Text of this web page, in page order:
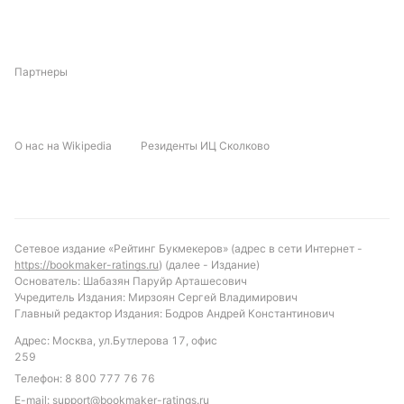
формы команд, прогноз на победу Колорадо
ставка на индивидуальный тотал Колорадо больше
3.5 голов, что соответствует их результативности
в последних матчах. Для тех, кто предпочитает
более осторожные варианты, можно рассмотреть
ставку на меньше 2.5 голов у Лос-Анджелеса,
учитывая их традиционно низкую
результативность в очных встречах.
Партнеры
О нас на Wikipedia Резиденты ИЦ Сколково
Сетевое издание «Рейтинг Букмекеров» (адрес в сети Интернет -
https://bookmaker-ratings.ru) (далее - Издание)
Основатель: Шабазян Паруйр Арташесович
Учредитель Издания: Мирзоян Сергей Владимирович
Главный редактор Издания: Бодров Андрей Константинович
Адрес: Москва, ул.Бутлерова 17, офис
259
Телефон: 8 800 777 76 76
E-mail: support@bookmaker-ratings.ru